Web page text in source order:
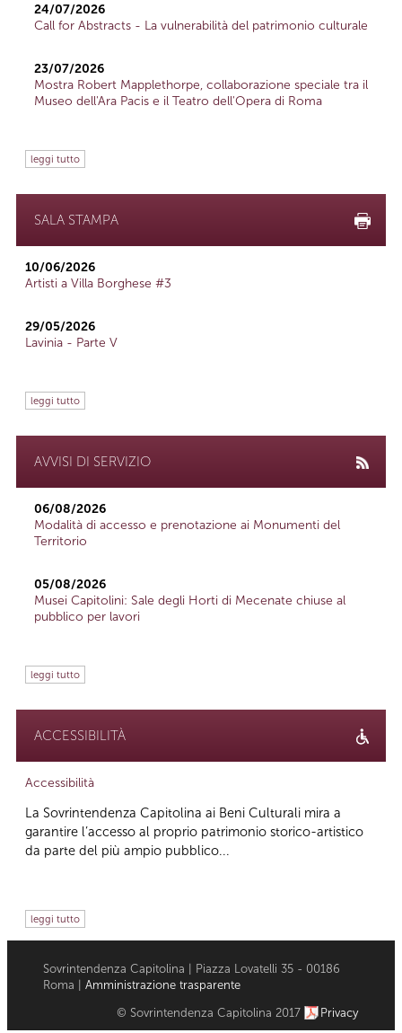
24/07/2026
Call for Abstracts - La vulnerabilità del patrimonio culturale
23/07/2026
Mostra Robert Mapplethorpe, collaborazione speciale tra il
Museo dell'Ara Pacis e il Teatro dell'Opera di Roma
leggi tutto
SALA STAMPA
10/06/2026
Artisti a Villa Borghese #3
29/05/2026
Lavinia - Parte V
leggi tutto
AVVISI DI SERVIZIO
06/08/2026
Modalità di accesso e prenotazione ai Monumenti del
Territorio
05/08/2026
Musei Capitolini: Sale degli Horti di Mecenate chiuse al
pubblico per lavori
leggi tutto
ACCESSIBILITÀ
Accessibilità
La Sovrintendenza Capitolina ai Beni Culturali mira a
garantire l’accesso al proprio patrimonio storico-artistico
da parte del più ampio pubblico...
leggi tutto
Sovrintendenza Capitolina | Piazza Lovatelli 35 - 00186
Roma | Amministrazione trasparente
© Sovrintendenza Capitolina 2017 Privacy